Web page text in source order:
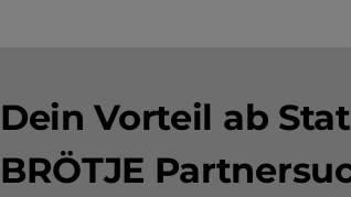
Dein Vorteil ab
BRÖTJE